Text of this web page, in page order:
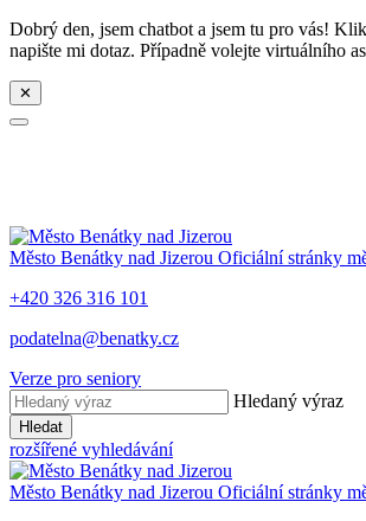
Dobrý den, jsem chatbot a jsem tu pro vás!
napište mi dotaz. Případně volejte virtuálního
✕
Město Benátky nad Jizerou Oficiální stránky
+420 326 316 101
podatelna@benatky.cz
Verze pro seniory
Hledaný výraz
Hledat
rozšířené vyhledávání
Město Benátky nad Jizerou Oficiální stránky